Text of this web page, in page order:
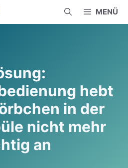
MENÜ
hebt
in der
nicht mehr
an